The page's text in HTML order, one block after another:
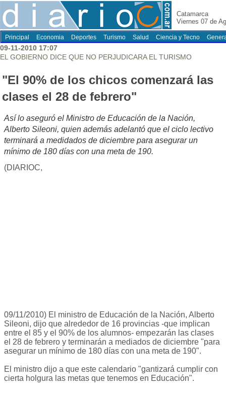
Catamarca
Viernes 07 de
Principal Economia Deportes Turismo Salud Ciencia y Tecno
09-11-2010 17:07
EL GOBIERNO DICE QUE NO PERJUDICARA EL TURISMO
"El 90% de los chicos comenzará las
clases el 28 de febrero"
Así lo aseguró el Ministro de Educación de la Nación,
Alberto Sileoni, quien además adelantó que el ciclo lectivo
terminará a medidados de diciembre para asegurar un
mínimo de 180 días con una meta de 190.
(DIARIOC,
09/11/2010) El ministro de Educación de la Nación, Alberto
Sileoni, dijo que alrededor de 16 provincias -que implican
entre el 85 y el 90% de los alumnos- empezarán las clases
el 28 de febrero y terminarán a mediados de diciembre "para
asegurar un mínimo de 180 días con una meta de 190".
El ministro dijo a que este calendario "gantizará cumplir con
cierta holgura las metas que tenemos en Educación".